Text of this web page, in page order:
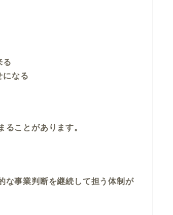
る
になる
ことがあります。
な事業判断を継続して担う体制が